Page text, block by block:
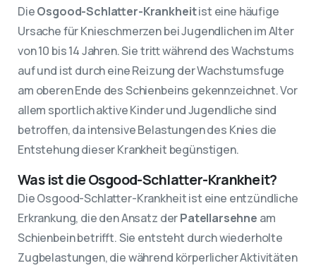
DieOsgood-Schlatter-Krankheitist eine häufige
Ursache für Knieschmerzen bei Jugendlichen im Alter
von 10 bis 14 Jahren. Sie tritt während des Wachstums
auf und ist durch eine Reizung der Wachstumsfuge
am oberen Ende des Schienbeins gekennzeichnet. Vor
allem sportlich aktive Kinder und Jugendliche sind
betroffen, da intensive Belastungen des Knies die
Entstehung dieser Krankheit begünstigen.
Was ist die Osgood-Schlatter-Krankheit?
Die Osgood-Schlatter-Krankheit ist eine entzündliche
Erkrankung, die den Ansatz derPatellarsehne am
Schienbein betrifft. Sie entsteht durch wiederholte
Zugbelastungen, die während körperlicher Aktivitäten